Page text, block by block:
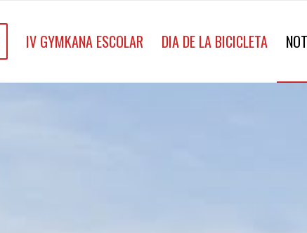
IV GYMKANA ESCOLAR DIA DE LA BICICLETA